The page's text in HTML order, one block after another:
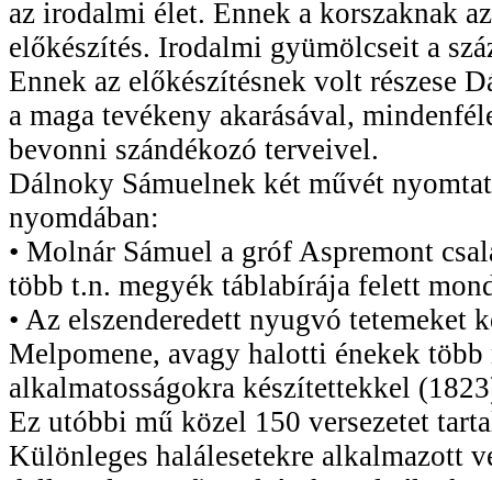
az irodalmi élet. Ennek a korszaknak
előkészítés. Irodalmi gyümölcseit a
Ennek az előkészítésnek volt részese
a maga tevékeny akarásával,
bevonni szándékozó terveivel.
Dálnoky Sámuelnek két művét
nyomdában:
• Molnár Sámuel a gróf Aspremont
több t.n. megyék táblabírája felett
• Az elszenderedett nyugvó tetemeket
Melpomene, avagy halotti énekek több
alkalmatosságokra készítettekkel
Ez utóbbi mű közel 150 versezetet
Különleges halálesetekre alkalmazott